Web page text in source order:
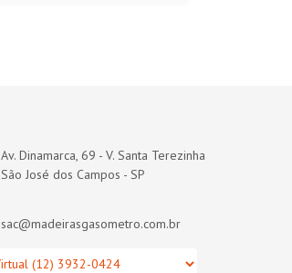
Av. Dinamarca, 69 - V. Santa Terezinha
São José dos Campos - SP
sac@madeirasgasometro.com.br